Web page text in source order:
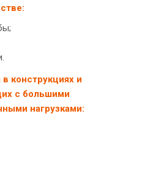
конструкциях и
с большими
нагрузками: